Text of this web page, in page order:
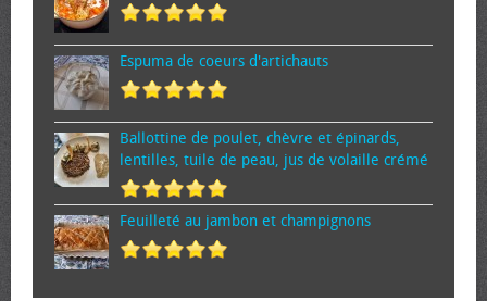
Espuma de cœurs d'artichauts
Ballottine de poulet, chèvre et épinards,
lentilles, tuile de peau, jus de volaille crémé
Feuilleté au jambon et champignons